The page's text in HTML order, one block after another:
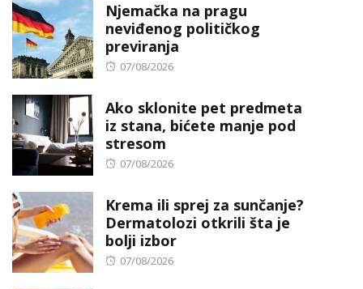
Njemačka na pragu
neviđenog političkog
previranja
Posted
07/08/2026
Ako sklonite pet predmeta
iz stana, bićete manje pod
stresom
Posted
07/08/2026
Krema ili sprej za sunčanje?
Dermatolozi otkrili šta je
bolji izbor
Posted
07/08/2026